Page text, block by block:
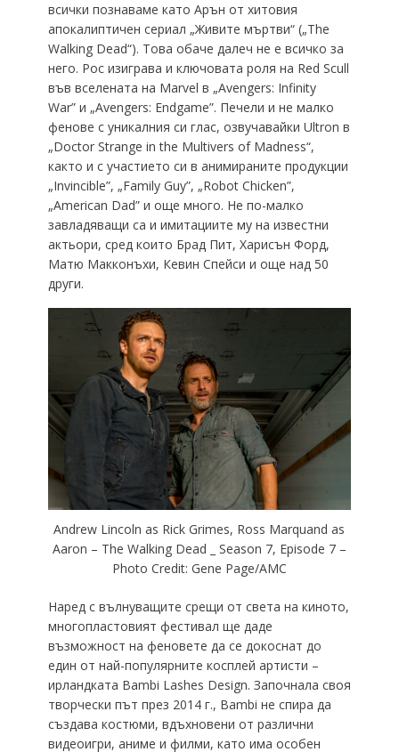
всички познаваме като Арън от хитовия
апокалиптичен сериал „Живите мъртви“ („The
Walking Dead“). Това обаче далеч не е всичко за
него. Рос изиграва и ключовата роля на Red Scull
във вселената на Marvel в „Avengers: Infinity
War” и „Avengers: Endgame”. Печели и не малко
фенове с уникалния си глас, озвучавайки Ultron в
„Doctor Strange in the Multivers of Madness“,
както и с участието си в анимираните продукции
„Invincible”, „Family Guy”, „Robot Chicken”,
„American Dad” и още много. Не по-малко
завладяващи са и имитациите му на известни
актьори, сред които Брад Пит, Харисън Форд,
Матю Макконъхи, Кевин Спейси и още над 50
други.
Andrew Lincoln as Rick Grimes, Ross Marquand as
Aaron – The Walking Dead _ Season 7, Episode 7 –
Photo Credit: Gene Page/AMC
Наред с вълнуващите срещи от света на киното,
многопластовият фестивал ще даде
възможност на феновете да се докоснат до
един от най-популярните косплей артисти –
ирландката Bambi Lashes Design. Започнала своя
творчески път през 2014 г., Bambi не спира да
създава костюми, вдъхновени от различни
видеоигри, аниме и филми, като има особен